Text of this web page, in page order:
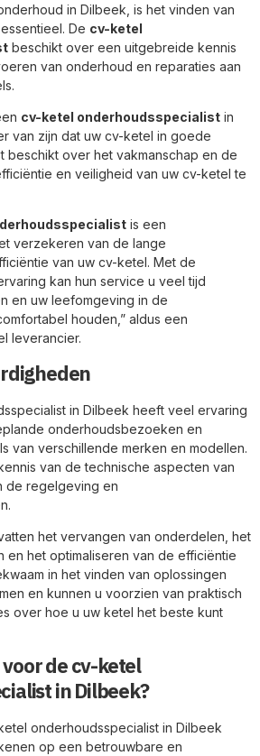
in Dilbeek, is het vinden van
De cv-ketel
beschikt over een uitgebreide kennis
van onderhoud en reparaties aan
cv-ketel onderhoudsspecialist in
van zijn dat uw cv-ketel in goede
beschikt over het vakmanschap en de
en veiligheid van uw cv-ketel te
is een
verzekeren van de lange
van uw cv-ketel. Met de
kan hun service u veel tijd
en uw leefomgeving in de
houden,” aldus een
leverancier.
in Dilbeek heeft veel ervaring
onderhoudsbezoeken en
van verschillende merken en modellen.
van de technische aspecten van
de regelgeving en
het vervangen van onderdelen, het
en het optimaliseren van de efficiëntie
in het vinden van oplossingen
en kunnen u voorzien van praktisch
over hoe u uw ketel het beste kunt
de cv-ketel
in Dilbeek?
onderhoudsspecialist in Dilbeek
op een betrouwbare en